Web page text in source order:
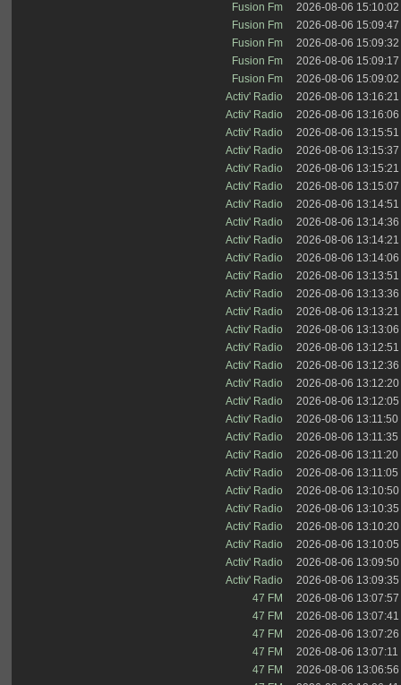
Fusion Fm
2026-08-06 15:10:02
Fusion Fm
2026-08-06 15:09:47
Fusion Fm
2026-08-06 15:09:32
Fusion Fm
2026-08-06 15:09:17
Fusion Fm
2026-08-06 15:09:02
Activ' Radio
2026-08-06 13:16:21
Activ' Radio
2026-08-06 13:16:06
Activ' Radio
2026-08-06 13:15:51
Activ' Radio
2026-08-06 13:15:37
Activ' Radio
2026-08-06 13:15:21
Activ' Radio
2026-08-06 13:15:07
Activ' Radio
2026-08-06 13:14:51
Activ' Radio
2026-08-06 13:14:36
Activ' Radio
2026-08-06 13:14:21
Activ' Radio
2026-08-06 13:14:06
Activ' Radio
2026-08-06 13:13:51
Activ' Radio
2026-08-06 13:13:36
Activ' Radio
2026-08-06 13:13:21
Activ' Radio
2026-08-06 13:13:06
Activ' Radio
2026-08-06 13:12:51
Activ' Radio
2026-08-06 13:12:36
Activ' Radio
2026-08-06 13:12:20
Activ' Radio
2026-08-06 13:12:05
Activ' Radio
2026-08-06 13:11:50
Activ' Radio
2026-08-06 13:11:35
Activ' Radio
2026-08-06 13:11:20
Activ' Radio
2026-08-06 13:11:05
Activ' Radio
2026-08-06 13:10:50
Activ' Radio
2026-08-06 13:10:35
Activ' Radio
2026-08-06 13:10:20
Activ' Radio
2026-08-06 13:10:05
Activ' Radio
2026-08-06 13:09:50
Activ' Radio
2026-08-06 13:09:35
47 FM
2026-08-06 13:07:57
47 FM
2026-08-06 13:07:41
47 FM
2026-08-06 13:07:26
47 FM
2026-08-06 13:07:11
47 FM
2026-08-06 13:06:56